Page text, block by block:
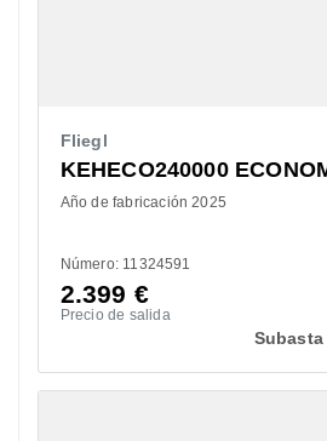
Fliegl
KEHECO240000
Año de fabricación 2025
Número: 11324591
2.399 €
Precio de salida